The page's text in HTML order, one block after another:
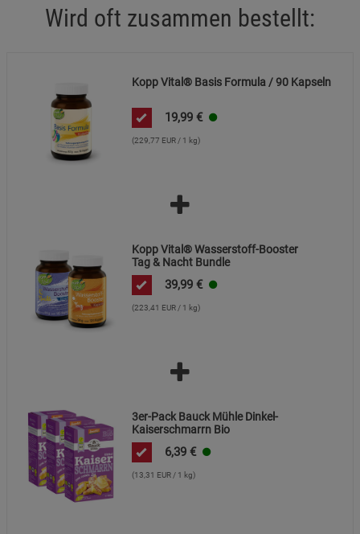
Wird oft zusammen bestellt:
Kopp Vital® Basis Formula / 90 Kapseln
19,99 €
(229,77 EUR / 1 kg)
Kopp Vital® Wasserstoff-Booster
Tag & Nacht Bundle
39,99 €
(223,41 EUR / 1 kg)
3er-Pack Bauck Mühle Dinkel-
Kaiserschmarrn Bio
6,39 €
(13,31 EUR / 1 kg)